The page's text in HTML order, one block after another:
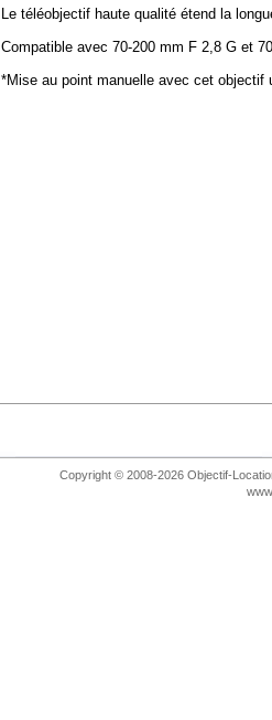
Le téléobjectif haute qualité étend la
Compatible avec 70-200 mm F 2,8 G et
*Mise au point manuelle avec cet objectif
Copyright © 2008-2026 Objectif-